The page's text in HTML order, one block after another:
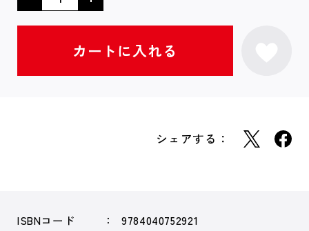
シェアする：
ISBNコード
9784040752921